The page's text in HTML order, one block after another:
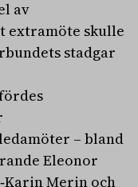
av
extramöte skulle
stadgar
– bland
Eleonor
Merin och